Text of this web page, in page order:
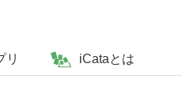
リ iCataとは